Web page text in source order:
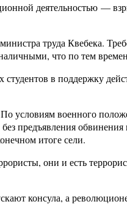
деятельностью —
труда Квебека.
что по тем
в поддержку
условиям военного
предъявления
итоге сели.
они и есть
консула, а